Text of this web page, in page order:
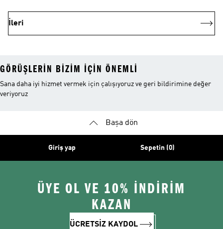
İleri
GÖRÜŞLERIN BIZIM IÇIN ÖNEMLI
Sana daha iyi hizmet vermek için çalışıyoruz ve geri bildirimine değer
veriyoruz
Başa dön
Giriş yap Sepetin (0)
ÜYE OL VE 10% İNDİRİM
KAZAN
ÜCRETSİZ KAYDOL